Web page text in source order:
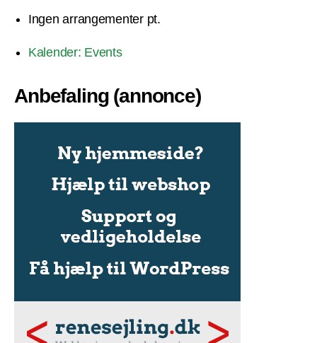
Ingen arrangementer pt.
Kalender: Events
Anbefaling (annonce)